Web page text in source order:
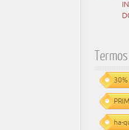
Termos
30%
ha-